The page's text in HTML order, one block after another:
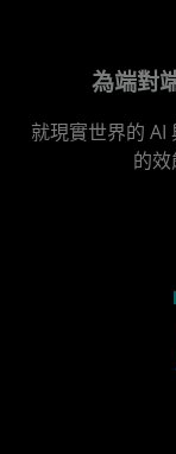
為端對
就現實世界的 AI
的